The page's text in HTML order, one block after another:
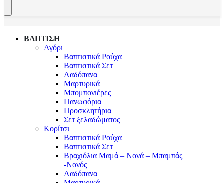
ΒΑΠΤΙΣΗ
Αγόρι
Βαπτιστικά Ρούχα
Βαπτιστικά Σετ
Λαδόπανα
Μαρτυρικά
Μπομπονιέρες
Πανωφόρια
Προσκλητήρια
Σετ ξελαδώματος
Κορίτσι
Βαπτιστικά Ρούχα
Βαπτιστικά Σετ
Βραχιόλια Μαμά – Νονά – Μπαμπάς
-Νονός
Λαδόπανα